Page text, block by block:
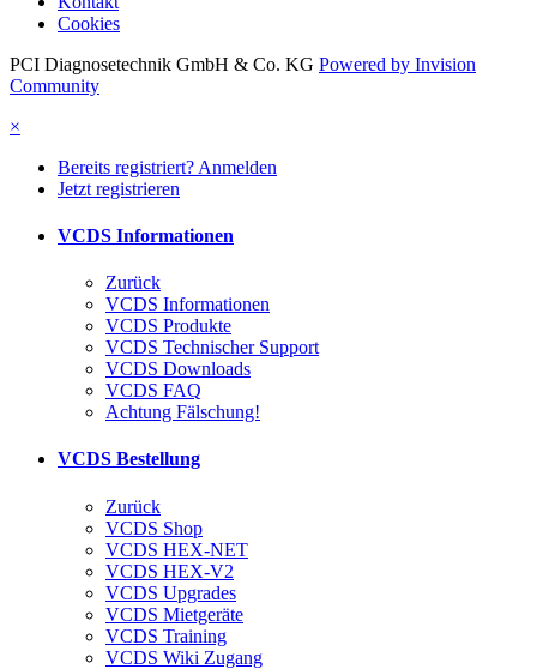
Cookies
PCI Diagnosetechnik GmbH & Co. KG Powered by Invision
Community
×
Bereits registriert? Anmelden
Jetzt registrieren
VCDS Informationen
Zurück
VCDS Informationen
VCDS Produkte
VCDS Technischer Support
VCDS Downloads
VCDS FAQ
Achtung Fälschung!
VCDS Bestellung
Zurück
VCDS Shop
VCDS HEX-NET
VCDS HEX-V2
VCDS Upgrades
VCDS Mietgeräte
VCDS Training
VCDS Wiki Zugang